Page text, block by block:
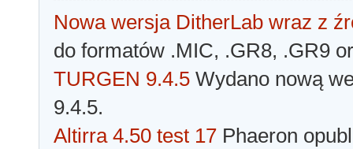
Nowa wersja DitherLab wraz z
do formatów .MIC, .GR8, .GR9
TURGEN 9.4.5 Wydano nową
9.4.5.
Altirra 4.50 test 17 Phaeron